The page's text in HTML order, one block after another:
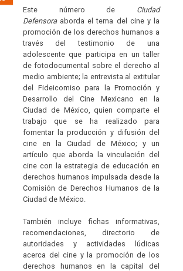
Este número de Ciudad
Defensoraaborda el tema del cine y la
promoción de los derechos humanos a
través del testimonio de una
adolescente que participa en un taller
de fotodocumental sobre el derecho al
medio ambiente; la entrevista al extitular
del Fideicomiso para la Promoción y
Desarrollo del Cine Mexicano en la
Ciudad de México, quien comparte el
trabajo que se ha realizado para
fomentar la producción y difusión del
cine en la Ciudad de México; y un
artículo que aborda la vinculación del
cine con la estrategia de educación en
derechos humanos impulsada desde la
Comisión de Derechos Humanos de la
Ciudad de México.
También incluye fichas informativas,
recomendaciones, directorio de
autoridades y actividades lúdicas
acerca del cine y la promoción de los
derechos humanos en la capital del